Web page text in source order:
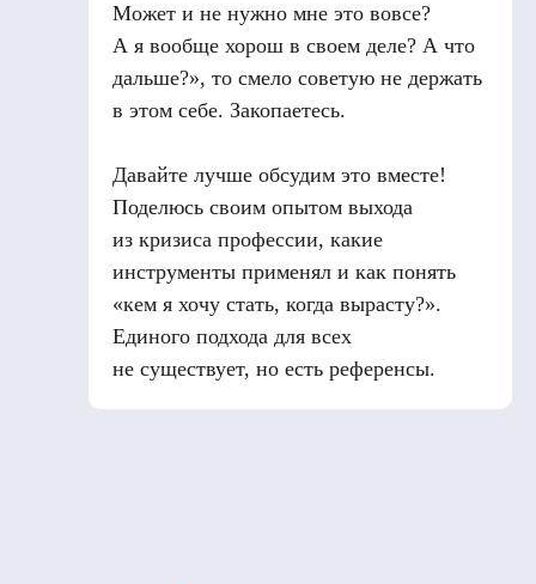
Может и не нужно мне это вовсе?
А я вообще хорош в своем деле? А что
дальше?», то смело советую не держать
в этом себе. Закопаетесь.
Давайте лучше обсудим это вместе!
Поделюсь своим опытом выхода
из кризиса профессии, какие
инструменты применял и как понять
«кем я хочу стать, когда вырасту?».
Единого подхода для всех
не существует, но есть референсы.